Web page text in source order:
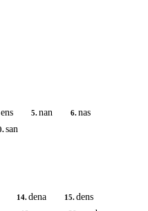
ens 5.nan 6.nas
san
14.dena 15.dens